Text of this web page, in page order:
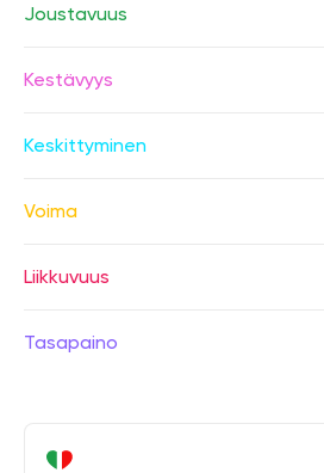
Joustavuus
Kestävyys
Keskittyminen
Voima
Liikkuvuus
Tasapaino